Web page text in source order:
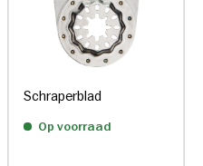
Schraperblad
Op voorraad